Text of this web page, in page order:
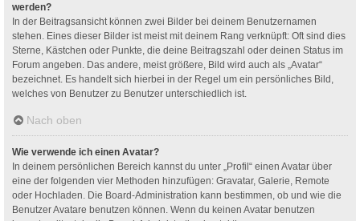
werden?
In der Beitragsansicht können zwei Bilder bei deinem Benutzernamen
stehen. Eines dieser Bilder ist meist mit deinem Rang verknüpft: Oft sind dies
Sterne, Kästchen oder Punkte, die deine Beitragszahl oder deinen Status im
Forum angeben. Das andere, meist größere, Bild wird auch als „Avatar“
bezeichnet. Es handelt sich hierbei in der Regel um ein persönliches Bild,
welches von Benutzer zu Benutzer unterschiedlich ist.
Nach oben
Wie verwende ich einen Avatar?
In deinem persönlichen Bereich kannst du unter „Profil“ einen Avatar über
eine der folgenden vier Methoden hinzufügen: Gravatar, Galerie, Remote
oder Hochladen. Die Board-Administration kann bestimmen, ob und wie die
Benutzer Avatare benutzen können. Wenn du keinen Avatar benutzen